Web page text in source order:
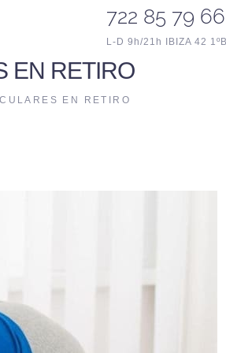
722 85 79 66
L-D 9h/21h IBIZA 42
EN RETIRO
EN RETIRO